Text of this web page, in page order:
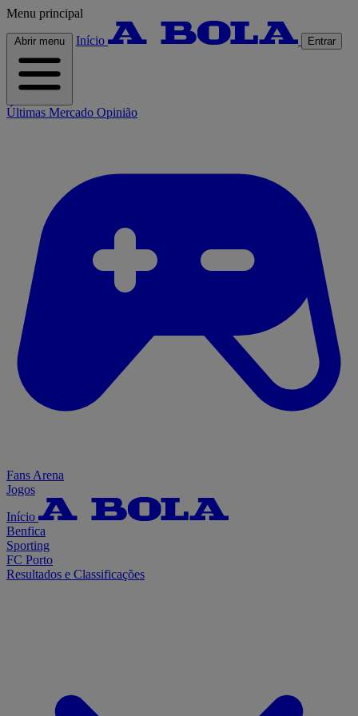
Menu principal
Abrir menu Início Entrar
Últimas Mercado Opinião
Fans Arena
Jogos
Início
Benfica
Sporting
FC Porto
Resultados e Classificações